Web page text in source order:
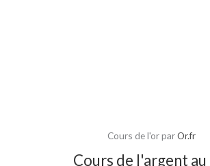
Cours de l'or parOr.fr
Cours de l'argent